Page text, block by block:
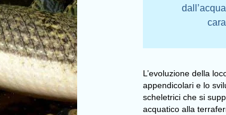
L’evoluzione della
appendicolari e lo
scheletrici che si
acquatico alla